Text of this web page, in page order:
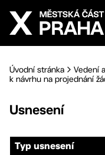
Přejít na hlavní obsah
Úvodní stránka Vedení
k návrhu na projednání
Usnesení
Typ usnesení